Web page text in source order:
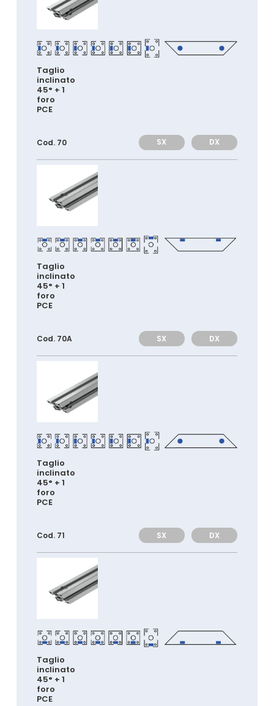
Taglio
inclinato
45° + 1
foro
PCE
Cod. 70 SX DX
Taglio
inclinato
45° + 1
foro
PCE
Cod. 70A SX DX
Taglio
inclinato
45° + 1
foro
PCE
Cod. 71 SX DX
Taglio
inclinato
45° + 1
foro
PCE